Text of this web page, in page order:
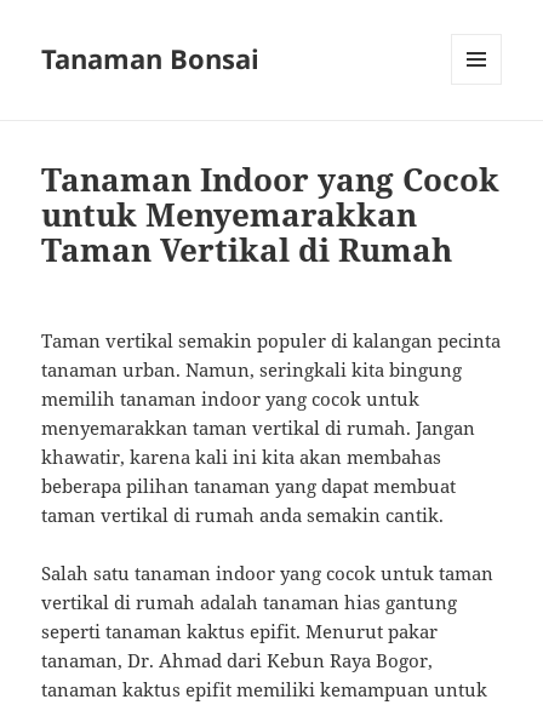
Tanaman Bonsai
Tanaman Indoor yang Cocok
untuk Menyemarakkan
Taman Vertikal di Rumah
Taman vertikal semakin populer di kalangan pecinta
tanaman urban. Namun, seringkali kita bingung
memilih tanaman indoor yang cocok untuk
menyemarakkan taman vertikal di rumah. Jangan
khawatir, karena kali ini kita akan membahas
beberapa pilihan tanaman yang dapat membuat
taman vertikal di rumah anda semakin cantik.
Salah satu tanaman indoor yang cocok untuk taman
vertikal di rumah adalah tanaman hias gantung
seperti tanaman kaktus epifit. Menurut pakar
tanaman, Dr. Ahmad dari Kebun Raya Bogor,
tanaman kaktus epifit memiliki kemampuan untuk